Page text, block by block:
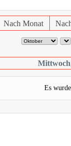
Nach Monat
Es